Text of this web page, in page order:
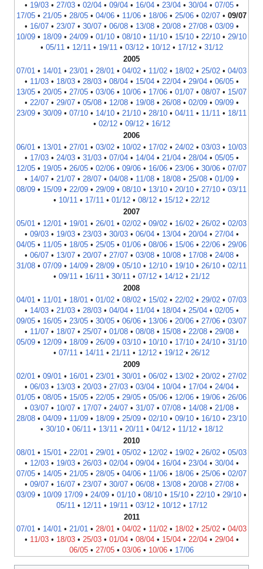
• 19/03• 27/03• 02/04• 09/04• 16/04• 23/04• 30/04• 07/05•
17/05 • 21/05 • 28/05 • 04/06 • 11/06 • 18/06 • 25/06 • 02/07 • 09/07
• 16/07• 23/07• 30/07• 06/08• 13/08• 20/08• 27/08• 03/09•
10/09 • 18/09 • 24/09 • 01/10 • 08/10 • 11/10 • 15/10 • 22/10 • 29/10
• 05/11• 12/11• 19/11• 03/12• 10/12• 17/12• 31/12
2005
07/01 • 14/01 • 23/01 • 28/01 • 04/02 • 11/02 • 18/02 • 25/02 • 04/03
• 11/03• 18/03• 28/03• 08/04• 15/04• 22/04• 29/04• 06/05•
13/05 • 20/05 • 27/05 • 03/06 • 10/06 • 17/06 • 01/07 • 08/07 • 15/07
• 22/07• 29/07• 05/08• 12/08• 19/08• 26/08• 02/09• 09/09•
23/09 • 30/09 • 07/10 • 14/10 • 21/10 • 28/10 • 04/11 • 11/11 • 18/11
• 02/12• 09/12• 16/12
2006
06/01 • 13/01 • 27/01 • 03/02 • 10/02 • 17/02 • 24/02 • 03/03 • 10/03
• 17/03• 24/03• 31/03• 07/04• 14/04• 21/04• 28/04• 05/05•
12/05 • 19/05 • 26/05 • 02/06 • 09/06 • 16/06 • 23/06 • 30/06 • 07/07
• 14/07• 21/07• 28/07• 04/08• 11/08• 18/08• 25/08• 01/09•
08/09 • 15/09 • 22/09 • 29/09 • 08/10 • 13/10 • 20/10 • 27/10 • 03/11
• 10/11 • 17/11 • 01/12 • 08/12 • 15/12 • 22/12
2007
05/01 • 12/01 • 19/01 • 26/01 • 02/02 • 09/02 • 16/02 • 26/02 • 02/03
• 09/03• 19/03• 23/03• 30/03• 06/04• 13/04• 20/04• 27/04•
04/05 • 11/05 • 18/05 • 25/05 • 01/06 • 08/06 • 15/06 • 22/06 • 29/06
• 06/07• 13/07• 20/07• 27/07• 03/08• 10/08• 17/08• 24/08•
31/08 • 07/09 • 14/09 • 28/09 • 05/10 • 12/10 • 19/10 • 26/10 • 02/11
• 09/11 • 16/11 • 30/11 • 07/12 • 14/12 • 21/12
2008
04/01 • 11/01 • 18/01 • 01/02 • 08/02 • 15/02 • 22/02 • 29/02 • 07/03
• 14/03• 21/03• 28/03• 04/04• 11/04• 18/04• 25/04• 02/05•
09/05 • 16/05 • 23/05 • 30/05 • 06/06 • 13/06 • 20/06 • 27/06 • 03/07
• 11/07• 18/07• 25/07• 01/08• 08/08• 15/08• 22/08• 29/08•
05/09 • 12/09 • 18/09 • 26/09 • 03/10 • 10/10 • 17/10 • 24/10 • 31/10
• 07/11 • 14/11 • 21/11 • 12/12 • 19/12 • 26/12
2009
02/01 • 09/01 • 16/01 • 23/01 • 30/01 • 06/02 • 13/02 • 20/02 • 27/02
• 06/03• 13/03• 20/03• 27/03• 03/04• 10/04• 17/04• 24/04•
01/05 • 08/05 • 15/05 • 22/05 • 29/05 • 05/06 • 12/06 • 19/06 • 26/06
• 03/07• 10/07• 17/07• 24/07• 31/07• 07/08• 14/08• 21/08•
28/08 • 04/09 • 11/09 • 18/09 • 25/09 • 02/10 • 09/10 • 16/10 • 23/10
• 30/10• 06/11• 13/11• 20/11• 04/12• 11/12• 18/12
2010
08/01 • 15/01 • 22/01 • 29/01 • 05/02 • 12/02 • 19/02 • 26/02 • 05/03
• 12/03• 19/03• 26/03• 02/04• 09/04• 16/04• 23/04• 30/04•
07/05 • 14/05 • 21/05 • 28/05 • 04/06 • 11/06 • 18/06 • 25/06 • 02/07
• 09/07• 16/07• 23/07• 30/07• 06/08• 13/08• 20/08• 27/08•
03/09 • 10/09 17/09 • 24/09 • 01/10 • 08/10 • 15/10 • 22/10 • 29/10 •
05/11• 12/11• 19/11• 03/12• 10/12• 17/12
2011
07/01 • 14/01 • 21/01 • 28/01 • 04/02 • 11/02 • 18/02 • 25/02 • 04/03
• 11/03• 18/03• 25/03• 01/04• 08/04• 15/04• 22/04• 29/04•
06/05 • 27/05 • 03/06 • 10/06 • 17/06